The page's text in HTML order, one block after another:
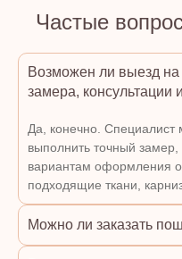
Частые
Возможен ли выезд на
замера, консультации
Да, конечно. Специалист
выполнить точный замер,
вариантам оформления
подходящие ткани,
Можно ли заказать